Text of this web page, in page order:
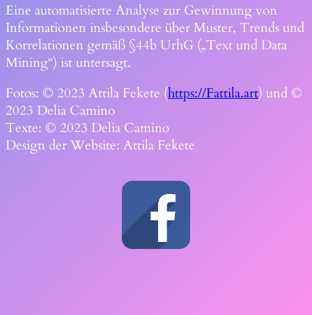
Eine automatisierte Analyse zur Gewinnung von
Informationen insbesondere über Muster, Trends und
Korrelationen gemäß §44b UrhG („Text und Data
Mining“) ist untersagt.
Fotos: © 2023 Attila Fekete (https://Fattila.art) und ©
2023 Delia Camino
Texte: © 2023 Delia Camino
Design der Website: Attila Fekete